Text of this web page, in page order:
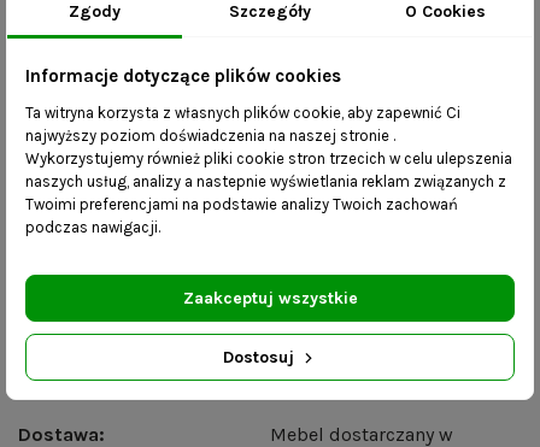
podczas wykonania;
produkt jest kompletny, dostarczany do Państwa w
całości i nie wymaga skręcania;
produkt wykonany ręcznie- ze szczególną
dbałością o detale i według Państwa
indywidualnych parametrów- realizacja zamówienia
do 21 dni roboczych;
Zdjęcia mają charakter poglądowy – na odbiór kolorów i
komputera lub monitora urządzenia mobilnego.
Szczegóły produktu
Dostawa:
Mebel dostarczany w
Zgody Szczegóły O Cookies
Informacje dotyczące plików cookies
Ta witryna korzysta z własnych plików cookie, aby zapewnić Ci
najwyższy poziom doświadczenia na naszej stronie .
Wykorzystujemy również pliki cookie stron trzecich w celu ulepszenia
naszych usług, analizy a nastepnie wyświetlania reklam związanych z
Twoimi preferencjami na podstawie analizy Twoich zachowań
podczas nawigacji.
Dostosuj
Zaakceptuj wszystkie